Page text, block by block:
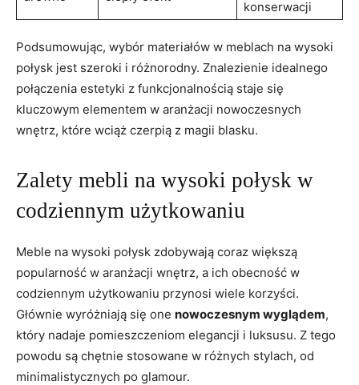
konserwacji
Podsumowując, wybór materiałów w meblach na wysoki
połysk jest szeroki i różnorodny.‍ Znalezienie idealnego
połączenia⁣ estetyki z funkcjonalnością ‍staje się
kluczowym elementem w aranżacji⁤ nowoczesnych
wnętrz, które wciąż ⁣czerpią ‍z⁤ magii blasku.
Zalety ⁢mebli na wysoki połysk w
codziennym użytkowaniu
Meble na wysoki połysk zdobywają coraz‍ większą
popularność w aranżacji wnętrz, a ich ⁢obecność w⁣
codziennym użytkowaniu przynosi wiele ⁢korzyści.‍
Głównie ‍wyróżniają ​się one nowoczesnym wyglądem,
który nadaje pomieszczeniom elegancji i luksusu. ​Z tego
powodu ⁤są chętnie stosowane w różnych stylach, od
minimalistycznych po glamour.